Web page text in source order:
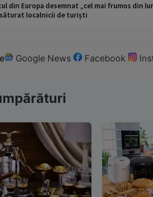
din Europa desemnat „cel mai frumos din
localnicii de turiști
Google News Facebook